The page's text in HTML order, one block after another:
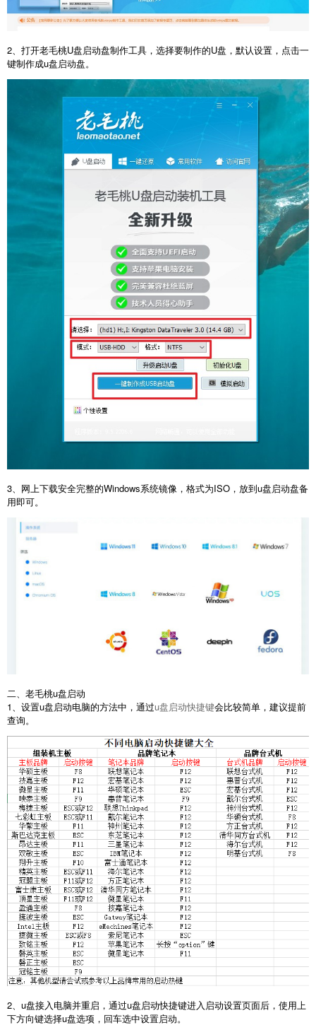
2、打开老毛桃U盘启动盘制作工具，选择要制作的U盘，默认设置，点击一
键制作成u盘启动盘。
3、网上下载安全完整的Windows系统镜像，格式为ISO，放到u盘启动盘备
用即可。
二、老毛桃u盘启动
1、设置u盘启动电脑的方法中，通过u盘启动快捷键会比较简单，建议提前
查询。
2、u盘接入电脑并重启，通过u盘启动快捷键进入启动设置页面后，使用上
下方向键选择u盘选项，回车选中设置启动。